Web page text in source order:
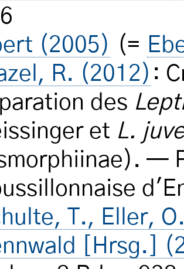
(2005) (=
R. (2012) :
des
et L.
—
T., Eller,
[Hrsg.]